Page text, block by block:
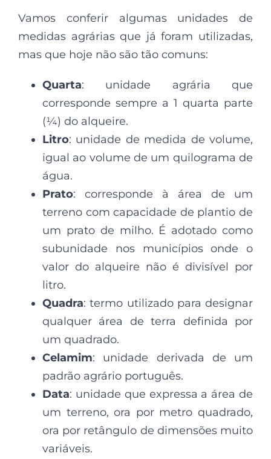
Vamos conferir algumas unidades de
medidas agrárias que já foram utilizadas,
mas que hoje não são tão comuns:
Quarta: unidade agrária que
corresponde sempre a 1 quarta parte
(¼) do alqueire.
Litro: unidade de medida de volume,
igual ao volume de um quilograma de
água.
Prato: corresponde à área de um
terreno com capacidade de plantio de
um prato de milho. É adotado como
subunidade nos municípios onde o
valor do alqueire não é divisível por
litro.
Quadra: termo utilizado para designar
qualquer área de terra definida por
um quadrado.
Celamim: unidade derivada de um
padrão agrário português.
Data: unidade que expressa a área de
um terreno, ora por metro quadrado,
ora por retângulo de dimensões muito
variáveis.